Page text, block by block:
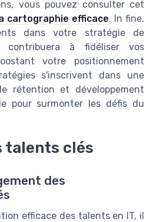
vous pouvez consulter cet
cartographie efficace. In fine,
dans votre stratégie de
contribuera à fidéliser vos
votre positionnement
s'inscrivent dans une
rétention et développement
pour surmonter les défis du
talents clés
des
efficace des talents en IT, il